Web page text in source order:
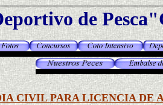
de
CIVIL PARA LICENCIA DE